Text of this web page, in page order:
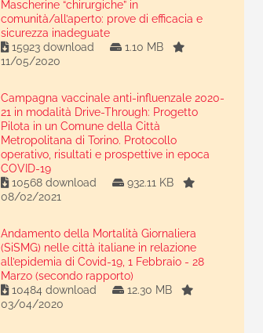
Mascherine “chirurgiche” in
comunità/all’aperto: prove di efficacia e
sicurezza inadeguate
15923 download
1.10 MB
11/05/2020
Campagna vaccinale anti-influenzale 2020-
21 in modalità Drive-Through: Progetto
Pilota in un Comune della Città
Metropolitana di Torino. Protocollo
operativo, risultati e prospettive in epoca
COVID-19
10568 download
932.11 KB
08/02/2021
Andamento della Mortalità Giornaliera
(SiSMG) nelle città italiane in relazione
all’epidemia di Covid-19, 1 Febbraio - 28
Marzo (secondo rapporto)
10484 download
12.30 MB
03/04/2020